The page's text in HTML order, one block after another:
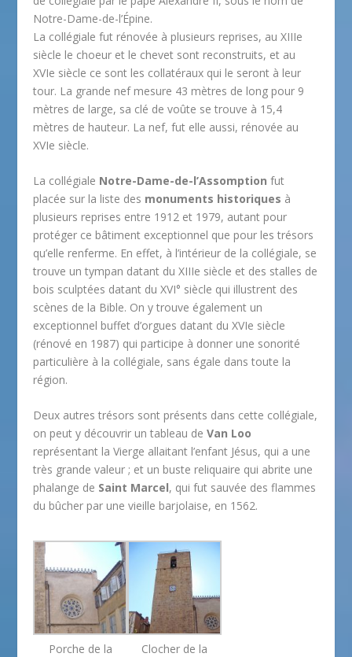
Notre-Dame-de-l’Épine.
La collégiale fut rénovée à plusieurs reprises, au XIIIe
siècle le choeur et le chevet sont reconstruits, et au
XVIe siècle ce sont les collatéraux qui le seront à leur
tour. La grande nef mesure 43 mètres de long pour 9
mètres de large, sa clé de voûte se trouve à 15,4
mètres de hauteur. La nef, fut elle aussi, rénovée au
XVIe siècle.
La collégiale Notre-Dame-de-l’Assomption fut
placée sur la liste des monuments historiques à
plusieurs reprises entre 1912 et 1979, autant pour
protéger ce bâtiment exceptionnel que pour les trésors
qu’elle renferme. En effet, à l’intérieur de la collégiale, se
trouve un tympan datant du XIIIe siècle et des stalles de
bois sculptées datant du XVI° siècle qui illustrent des
scènes de la Bible. On y trouve également un
exceptionnel buffet d’orgues datant du XVIe siècle
(rénové en 1987) qui participe à donner une sonorité
particulière à la collégiale, sans égale dans toute la
région.
Deux autres trésors sont présents dans cette collégiale,
on peut y découvrir un tableau deVan Loo
représentant la Vierge allaitant l’enfant Jésus, qui a une
très grande valeur ; et un buste reliquaire qui abrite une
phalange de Saint Marcel, qui fut sauvée des flammes
du bûcher par une vieille barjolaise, en 1562.
Porche de la
Clocher de la